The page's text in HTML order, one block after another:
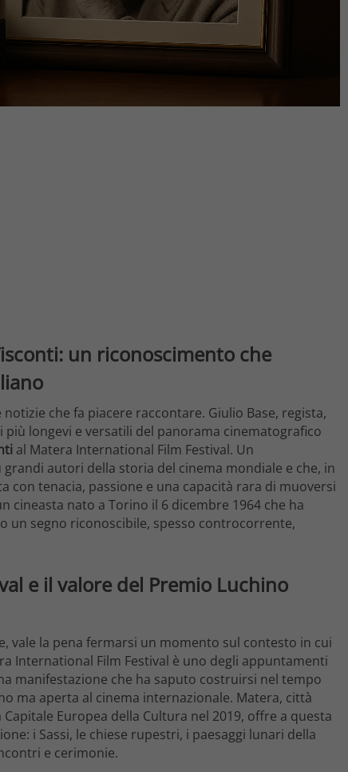
un riconoscimento che
che fa piacere raccontare. Giulio Base, regista,
longevi e versatili del panorama cinematografico
al Matera International Film Festival. Un
autori della storia del cinema mondiale e che, in
con tenacia, passione e una capacità rara di muoversi
cineasta nato a Torino il 6 dicembre 1964 che ha
un segno riconoscibile, spesso controcorrente,
e il valore del Premio Luchino
vale la pena fermarsi un momento sul contesto in cui
International Film Festival è uno degli appuntamenti
manifestazione che ha saputo costruirsi nel tempo
ma aperta al cinema internazionale. Matera, città
Europea della Cultura nel 2019, offre a questa
i Sassi, le chiese rupestri, i paesaggi lunari della
e cerimonie.